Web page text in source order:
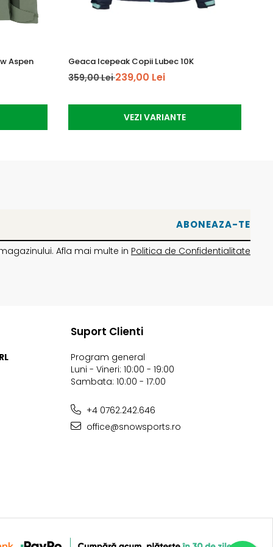
Aspen
Geaca Icepeak Copii Lubec 10K
359,00 Lei239,00 Lei
VEZI VARIANTE
Afla mai multe in Politica de Confidentialitate
Suport Clienti
Program general
Luni - Vineri: 10:00 - 19:00
Sambata: 10:00 - 17:00
+4 0762.242.646
office@snowsports.ro